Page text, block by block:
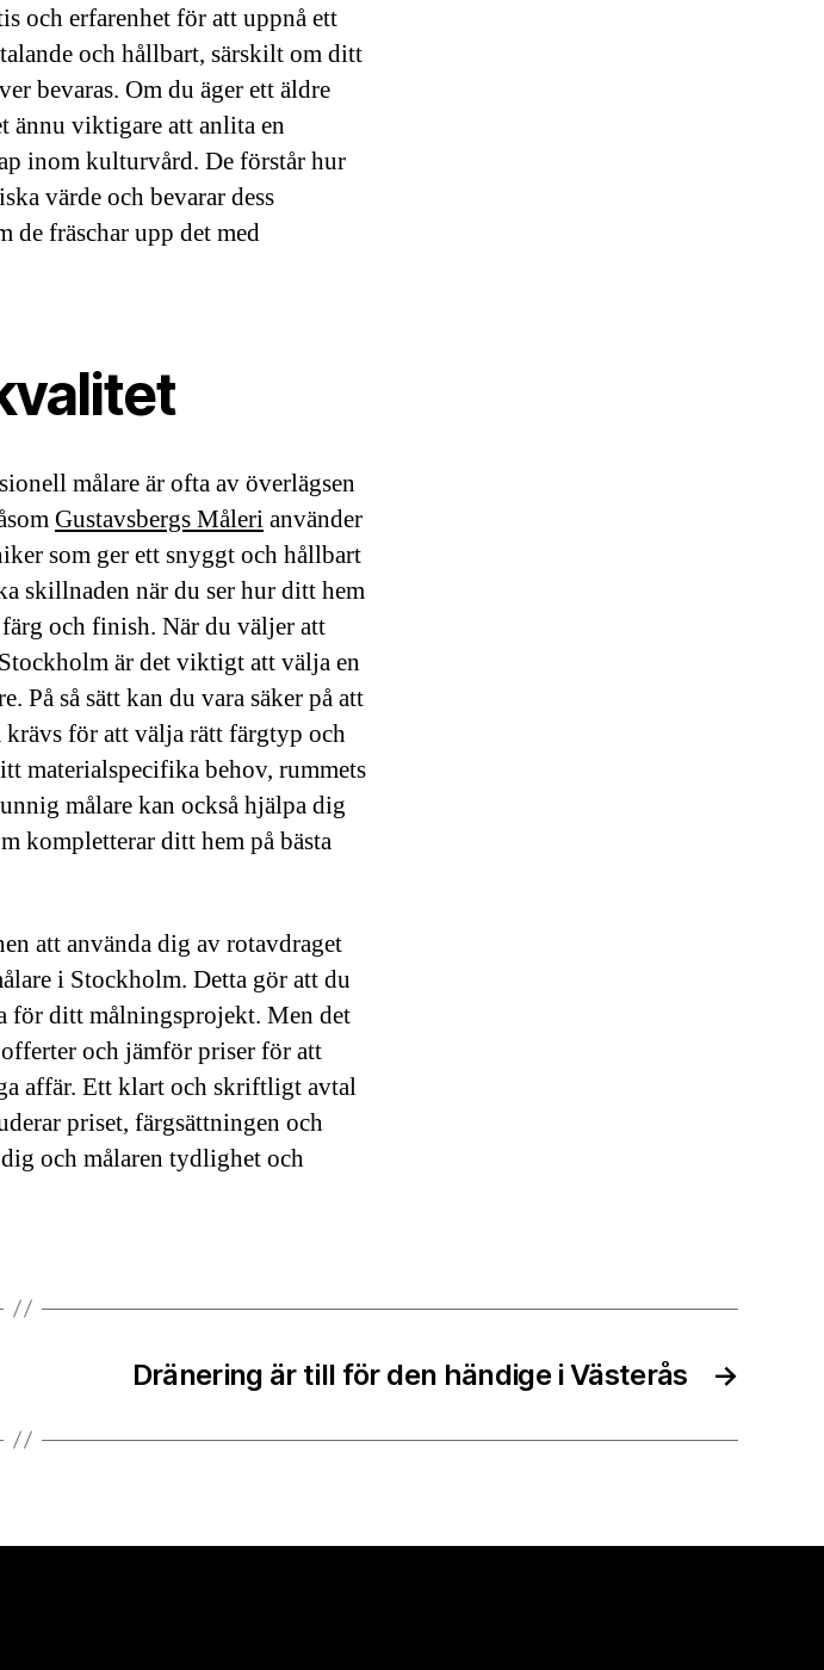
och erfarenhet för att uppnå ett
och hållbart, särskilt om ditt
bevaras. Om du äger ett äldre
ännu viktigare att anlita en
inom kulturvård. De förstår hur
värde och bevarar dess
de fräschar upp det med
målare är ofta av överlägsen
Gustavsbergs Målerianvänder
som ger ett snyggt och hållbart
skillnaden när du ser hur ditt hem
och finish. När du väljer att
är det viktigt att välja en
På så sätt kan du vara säker på att
krävs för att välja rätt färgtyp och
materialspecifika behov, rummets
målare kan också hjälpa dig
kompletterar ditt hem på bästa
att använda dig av rotavdraget
i Stockholm. Detta gör att du
för ditt målningsprojekt. Men det
och jämför priser för att
affär. Ett klart och skriftligt avtal
priset, färgsättningen och
och målaren tydlighet och
→
Dränering är till för den händige i Västerås